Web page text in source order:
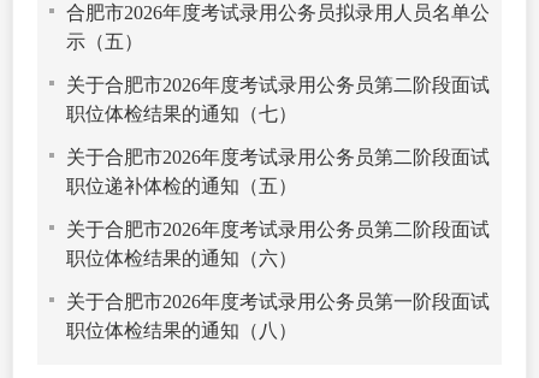
合肥市2026年度考试录用公务员拟录用人员名单公
示（五）
关于合肥市2026年度考试录用公务员第二阶段面试
职位体检结果的通知（七）
关于合肥市2026年度考试录用公务员第二阶段面试
职位递补体检的通知（五）
关于合肥市2026年度考试录用公务员第二阶段面试
职位体检结果的通知（六）
关于合肥市2026年度考试录用公务员第一阶段面试
职位体检结果的通知（八）